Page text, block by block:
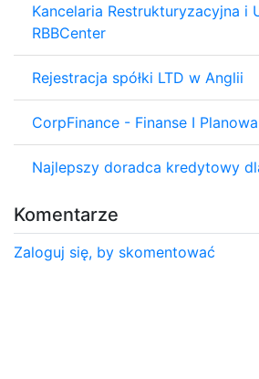
Kancelaria Restrukturyzacyjna i
RBBCenter
Rejestracja spółki LTD w Anglii
CorpFinance - Finanse I
Najlepszy doradca kredytowy
Komentarze
Zaloguj się, by skomentować